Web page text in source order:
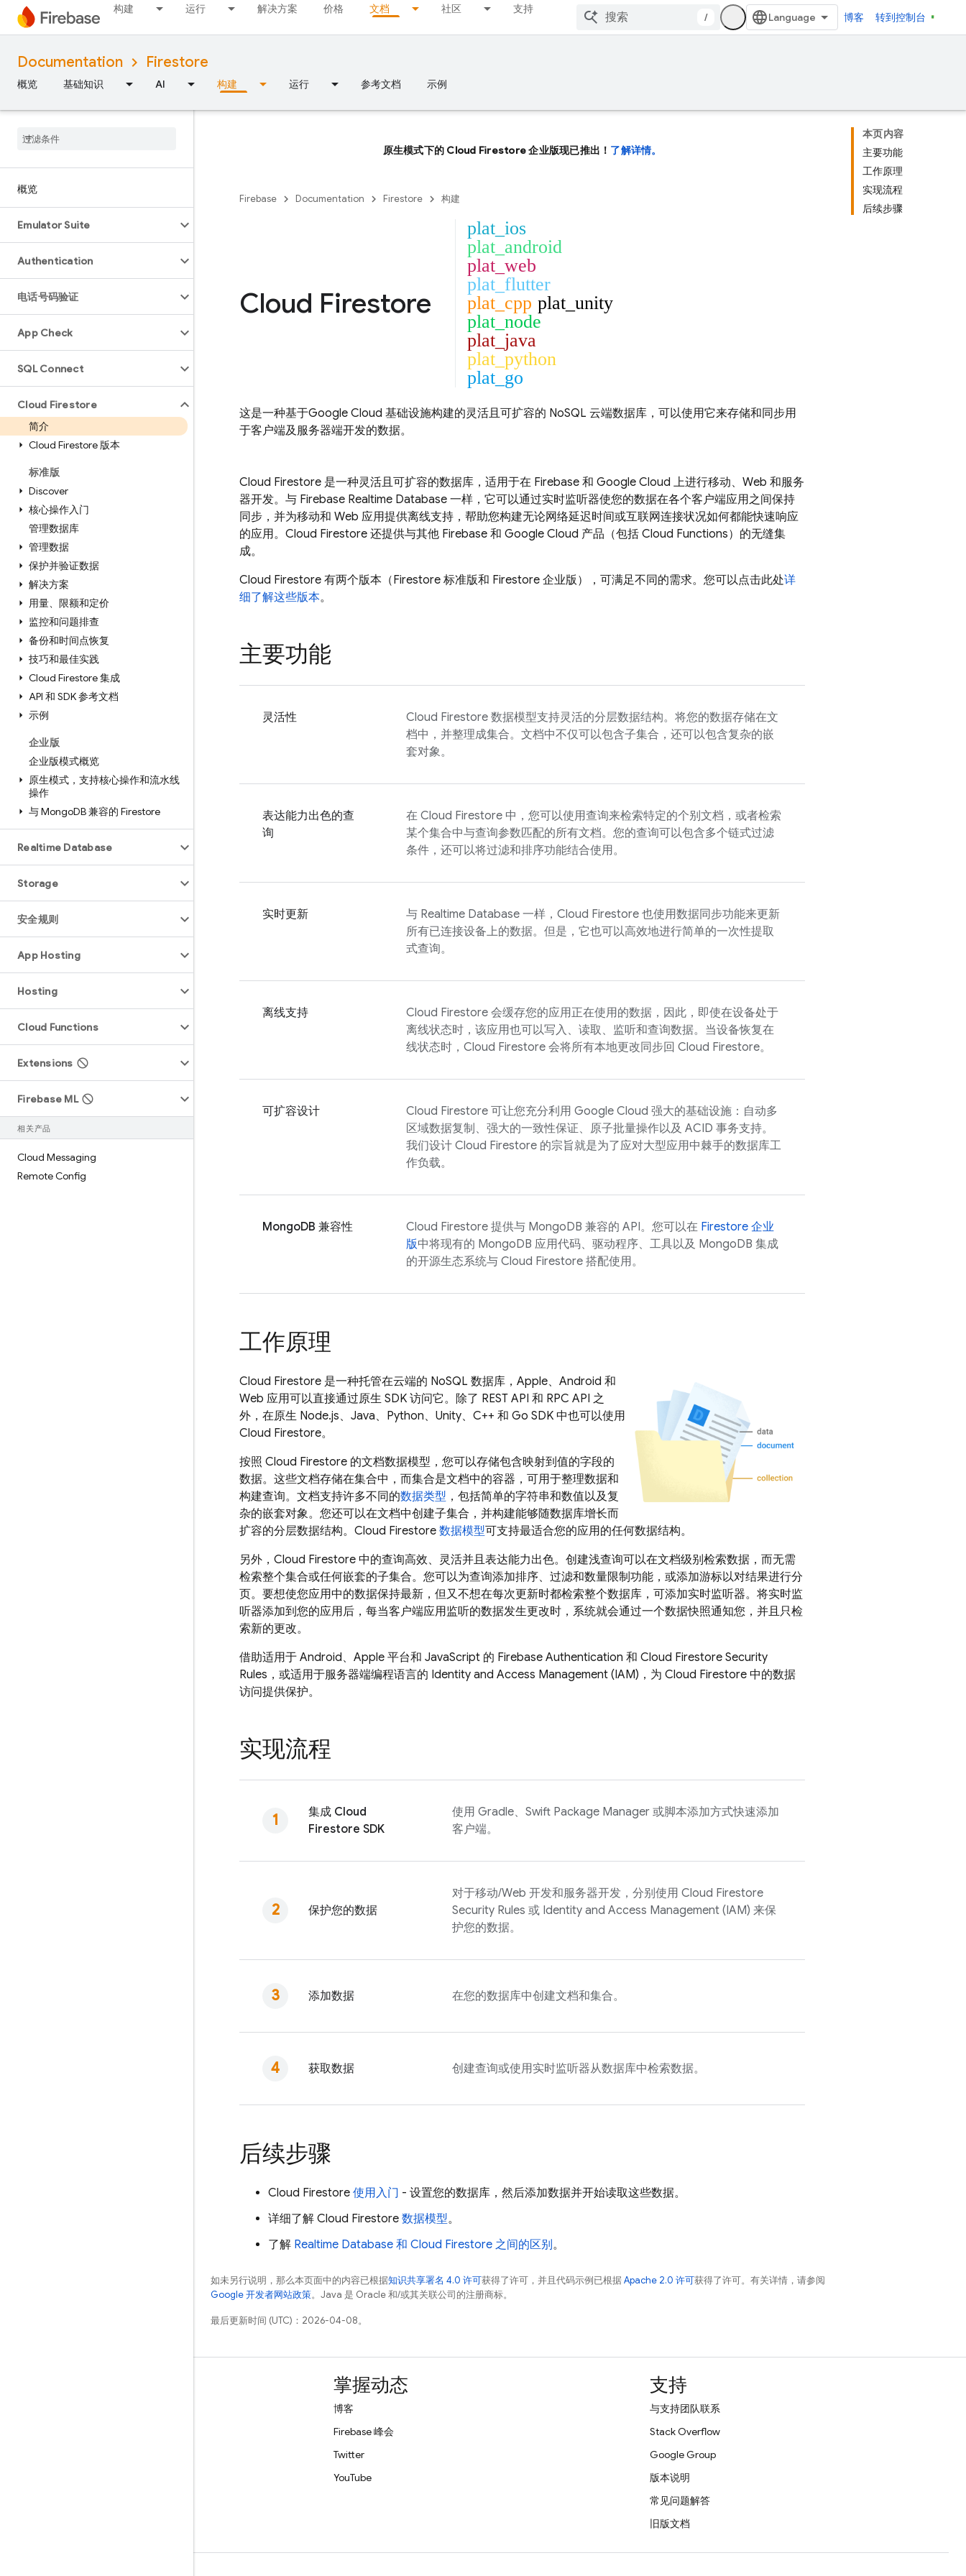
构建 运行 解决方案 价格 文档 社区 支持
/ 博客 转到控制台
Documentation Firestore
概览 基础知识 AI 构建 运行 参考文档 示例
概览
Emulator Suite
Authentication
电话号码验证
App Check
SQL Connect
Cloud Firestore
简介
Cloud Firestore 版本
标准版
Discover
核心操作入门
管理数据库
管理数据
保护并验证数据
解决方案
用量、限额和定价
监控和问题排查
备份和时间点恢复
技巧和最佳实践
Cloud Firestore 集成
API 和 SDK 参考文档
示例
企业版
企业版模式概览
原生模式，支持核心操作和流水线
操作
与 MongoDB 兼容的 Firestore
Realtime Database
Storage
安全规则
App Hosting
Hosting
Cloud Functions
Extensions
Firebase ML
相关产品
Cloud Messaging
Remote Config
本页内容
主要功能
工作原理
实现流程
后续步骤
原生模式下的 Cloud Firestore 企业版现已推出！ 了解详情。
Firebase Documentation Firestore 构建
Cloud Firestore
plat_ios
plat_android
plat_web
plat_flutter
plat_cpp plat_unity
plat_node
plat_java
plat_python
plat_go
这是一种基于Google Cloud 基础设施构建的灵活且可扩容的 NoSQL 云端数据库，可以使用它来存储和同步用
于客户端及服务器端开发的数据。
Cloud Firestore 是一种灵活且可扩容的数据库，适用于在 Firebase 和 Google Cloud 上进行移动、Web 和服务
器开发。与 Firebase Realtime Database 一样，它可以通过实时监听器使您的数据在各个客户端应用之间保持
同步，并为移动和 Web 应用提供离线支持，帮助您构建无论网络延迟时间或互联网连接状况如何都能快速响应
的应用。 Cloud Firestore 还提供与其他 Firebase 和 Google Cloud 产品（包括 Cloud Functions）的无缝集
成。
Cloud Firestore 有两个版本（Firestore 标准版和 Firestore 企业版），可满足不同的需求。您可以点击此处详
细了解这些版本。
主要功能
灵活性 Cloud Firestore 数据模型支持灵活的分层数据结构。将您的数据存储在文
档中，并整理成集合。文档中不仅可以包含子集合，还可以包含复杂的嵌
套对象。
表达能力出色的查
询
在 Cloud Firestore 中，您可以使用查询来检索特定的个别文档，或者检索
某个集合中与查询参数匹配的所有文档。您的查询可以包含多个链式过滤
条件，还可以将过滤和排序功能结合使用。
实时更新 与 Realtime Database 一样， Cloud Firestore 也使用数据同步功能来更新
所有已连接设备上的数据。但是，它也可以高效地进行简单的一次性提取
式查询。
离线支持 Cloud Firestore 会缓存您的应用正在使用的数据，因此，即使在设备处于
离线状态时，该应用也可以写入、读取、监听和查询数据。当设备恢复在
线状态时， Cloud Firestore 会将所有本地更改同步回 Cloud Firestore。
可扩容设计 Cloud Firestore 可让您充分利用 Google Cloud 强大的基础设施：自动多
区域数据复制、强大的一致性保证、原子批量操作以及 ACID 事务支持。
我们设计 Cloud Firestore 的宗旨就是为了应对大型应用中棘手的数据库工
作负载。
MongoDB 兼容性 Cloud Firestore 提供与 MongoDB 兼容的 API。您可以在 Firestore 企业
版中将现有的 MongoDB 应用代码、驱动程序、工具以及 MongoDB 集成
的开源生态系统与 Cloud Firestore 搭配使用。
工作原理
Cloud Firestore 是一种托管在云端的 NoSQL 数据库，Apple、Android 和
Web 应用可以直接通过原生 SDK 访问它。除了 REST API 和 RPC API 之
外，在原生 Node.js、Java、Python、Unity、C++ 和 Go SDK 中也可以使用
Cloud Firestore。
按照 Cloud Firestore 的文档数据模型，您可以存储包含映射到值的字段的
数据。这些文档存储在集合中，而集合是文档中的容器，可用于整理数据和
构建查询。文档支持许多不同的数据类型 ，包括简单的字符串和数值以及复
杂的嵌套对象。您还可以在文档中创建子集合，并构建能够随数据库增长而
扩容的分层数据结构。 Cloud Firestore 数据模型可支持最适合您的应用的任何数据结构。
另外， Cloud Firestore 中的查询高效、灵活并且表达能力出色。创建浅查询可以在文档级别检索数据，而无需
检索整个集合或任何嵌套的子集合。您可以为查询添加排序、过滤和数量限制功能，或添加游标以对结果进行分
页。要想使您应用中的数据保持最新，但又不想在每次更新时都检索整个数据库，可添加实时监听器。将实时监
听器添加到您的应用后，每当客户端应用监听的数据发生更改时，系统就会通过一个数据快照通知您，并且只检
索新的更改。
借助适用于 Android、Apple 平台和 JavaScript 的 Firebase Authentication 和 Cloud Firestore Security
Rules ，或适用于服务器端编程语言的 Identity and Access Management (IAM)，为 Cloud Firestore 中的数据
访问提供保护。
实现流程
集成 Cloud
Firestore SDK
使用 Gradle、Swift Package Manager 或脚本添加方式快速添加
客户端。
保护您的数据
对于移动/Web 开发和服务器开发，分别使用 Cloud Firestore
Security Rules 或 Identity and Access Management (IAM) 来保
护您的数据。
添加数据 在您的数据库中创建文档和集合。
获取数据 创建查询或使用实时监听器从数据库中检索数据。
后续步骤
Cloud Firestore 使用入门 - 设置您的数据库，然后添加数据并开始读取这些数据。
详细了解 Cloud Firestore 数据模型。
了解 Realtime Database 和 Cloud Firestore 之间的区别。
如未另行说明，那么本页面中的内容已根据知识共享署名 4.0 许可获得了许可，并且代码示例已根据Apache 2.0 许可获得了许可。有关详情，请参阅
Google 开发者网站政策。Java 是 Oracle 和/或其关联公司的注册商标。
最后更新时间 (UTC)：2026-04-08。
掌握动态
博客
Firebase 峰会
Twitter
YouTube
支持
与支持团队联系
Stack Overflow
Google Group
版本说明
常见问题解答
旧版文档